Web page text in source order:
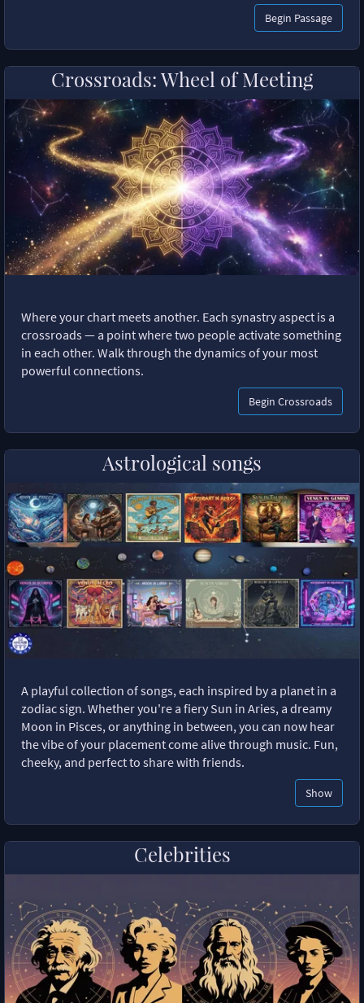
Begin Passage
Crossroads: Wheel of Meeting
Where your chart meets another. Each synastry aspect is a
crossroads — a point where two people activate something
in each other. Walk through the dynamics of your most
powerful connections.
Begin Crossroads
Astrological songs
A playful collection of songs, each inspired by a planet in a
zodiac sign. Whether you're a fiery Sun in Aries, a dreamy
Moon in Pisces, or anything in between, you can now hear
the vibe of your placement come alive through music. Fun,
cheeky, and perfect to share with friends.
Show
Celebrities